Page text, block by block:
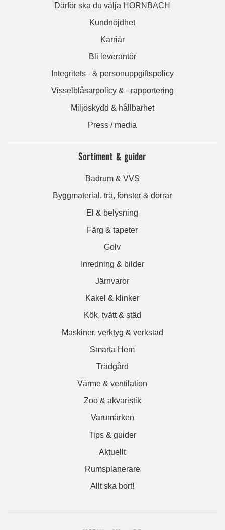
Därför ska du välja HORNBACH
Kundnöjdhet
Karriär
Bli leverantör
Integritets– & personuppgiftspolicy
Visselblåsarpolicy & –rapportering
Miljöskydd & hållbarhet
Press / media
Sortiment & guider
Badrum & VVS
Byggmaterial, trä, fönster & dörrar
El & belysning
Färg & tapeter
Golv
Inredning & bilder
Järnvaror
Kakel & klinker
Kök, tvätt & städ
Maskiner, verktyg & verkstad
Smarta Hem
Trädgård
Värme & ventilation
Zoo & akvaristik
Varumärken
Tips & guider
Aktuellt
Rumsplanerare
Allt ska bort!